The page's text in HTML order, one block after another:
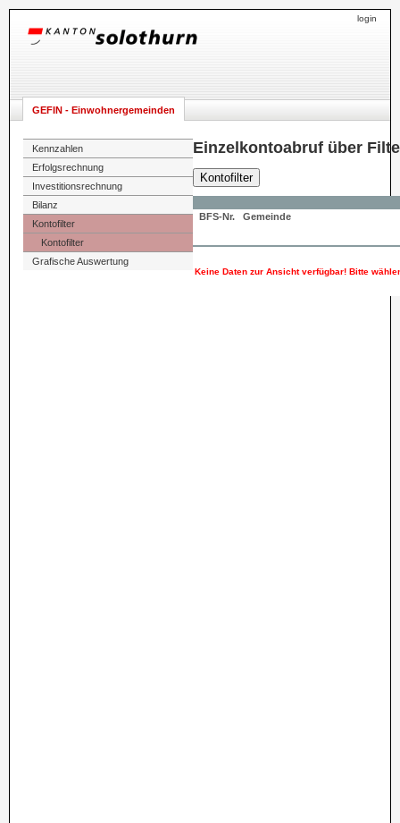
login
GEFIN - Einwohnergemeinden
Kennzahlen
Erfolgsrechnung
Investitionsrechnung
Bilanz
Kontofilter
Kontofilter
Grafische Auswertung
Einzelkontoabruf über
Kontofilter
BFS-Nr. Gemeinde
Keine Daten zur Ansicht verfügbar! Bitte